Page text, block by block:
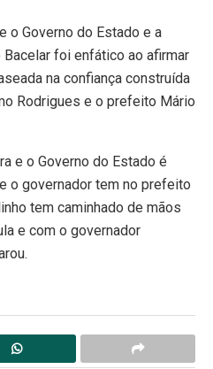
o Governo do Estado e a
foi enfático ao afirmar
na confiança construída
Rodrigues e o prefeito Mário
e o Governo do Estado é
o governador tem no prefeito
tem caminhado de mãos
e com o governador